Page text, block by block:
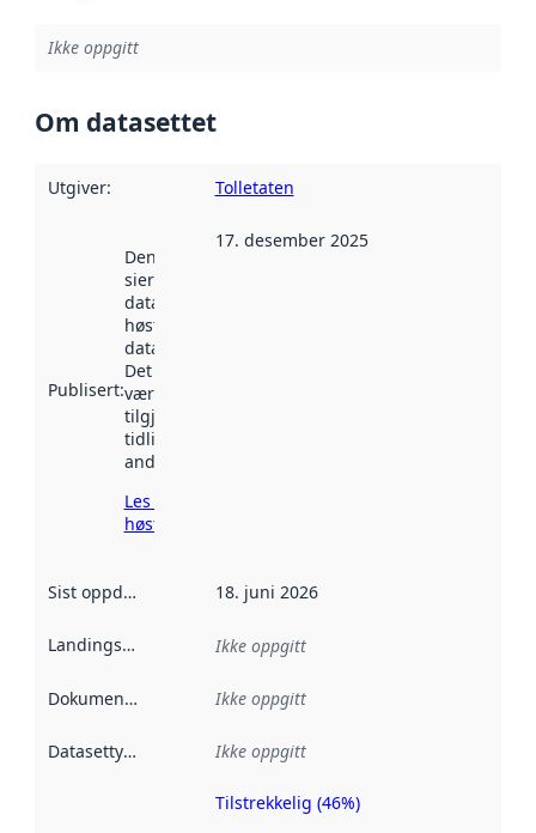
Ikke oppgitt
Om datasettet
Utgiver: Tolletaten
Publisert:
Denne datoen
sier når
datasettet ble
høstet av
data.norge.no.
Det kan ha
vært
tilgjengelig
tidligere
andre steder.
Les mer om
høsting her
17. desember 2025
Sist oppdatert 18. juni 2026
Landingsside Ikke oppgitt
Dokumentasjon Ikke oppgitt
Datasettype Ikke oppgitt
Metadatakvalitet
Tilstrekkelig (46%)